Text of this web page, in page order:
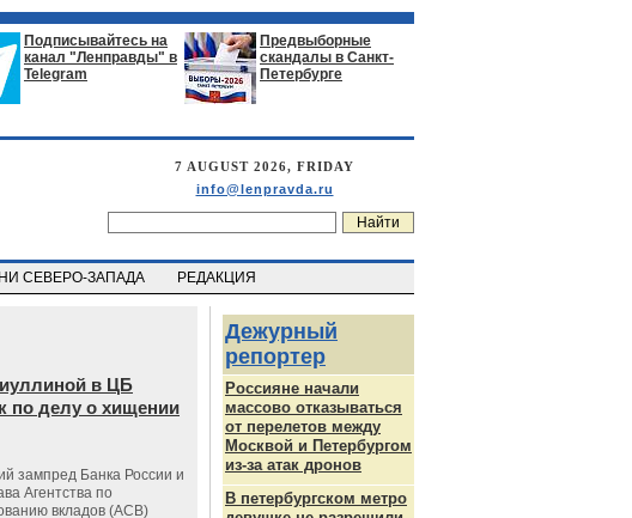
Подписывайтесь на
канал "Ленправды" в
Telegram
Предвыборные
скандалы в Санкт-
Петербурге
7 AUGUST 2026, FRIDAY
info@lenpravda.ru
СЕВЕРО-ЗАПАДА РЕДАКЦИЯ
в ЦБ
по делу о хищении
зампред Банка России и
Агентства по
вкладов (АСВ)
Дежурный
репортер
Россияне начали
массово отказываться
от перелетов между
Москвой и Петербургом
из-за атак дронов
В петербургском метро